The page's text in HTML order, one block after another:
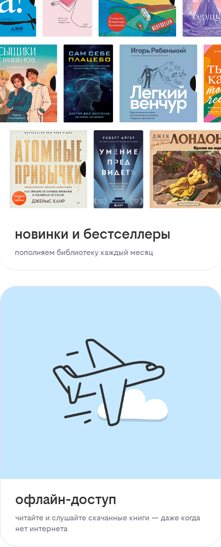
новинки и бестселлеры
пополняем библиотеку каждый месяц
офлайн-доступ
читайте и слушайте скачанные книги — даже когда
нет интернета